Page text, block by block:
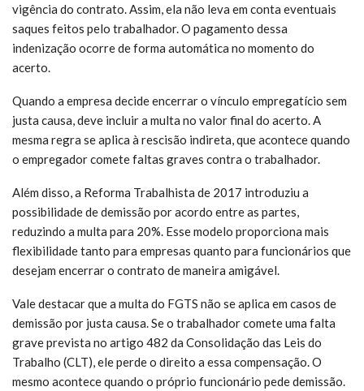
vigência do contrato. Assim, ela não leva em conta eventuais
saques feitos pelo trabalhador. O pagamento dessa
indenização ocorre de forma automática no momento do
acerto.
Quando a empresa decide encerrar o vínculo empregatício sem
justa causa, deve incluir a multa no valor final do acerto. A
mesma regra se aplica à rescisão indireta, que acontece quando
o empregador comete faltas graves contra o trabalhador.
Além disso, a Reforma Trabalhista de 2017 introduziu a
possibilidade de demissão por acordo entre as partes,
reduzindo a multa para 20%. Esse modelo proporciona mais
flexibilidade tanto para empresas quanto para funcionários que
desejam encerrar o contrato de maneira amigável.
Vale destacar que a multa do FGTS não se aplica em casos de
demissão por justa causa. Se o trabalhador comete uma falta
grave prevista no artigo 482 da Consolidação das Leis do
Trabalho (CLT), ele perde o direito a essa compensação. O
mesmo acontece quando o próprio funcionário pede demissão.